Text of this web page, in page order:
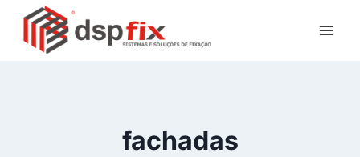
fachadas